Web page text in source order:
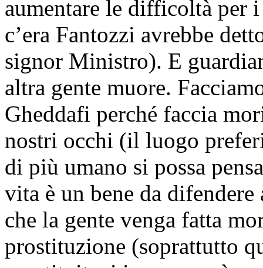
aumentare le difficoltà
c’era Fantozzi avrebbe
signor Ministro). E
altra gente muore.
Gheddafi perché faccia
nostri occhi (il luogo
di più umano si possa
vita è un bene da
che la gente venga fatta
prostituzione (soprattutto